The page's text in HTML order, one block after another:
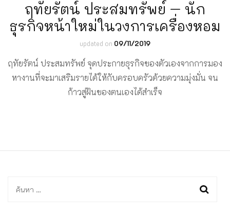
ฤทัยรัตน์ ประสมทรัพย์ – นัก
ธุรกิจหน้าใหม่ในวงการเครื่องหอม
updated on 09/11/2019
ฤทัยรัตน์ ประสมทรัพย์ จุดประกายธุรกิจของตัวเองจากการมอง
หางานที่จะมาเสริมรายได้ให้กับครอบครัวด้วยความมุ่งมั่น จน
ก้าวสู่ฝันของตนเองได้สำเร็จ
ค้นหา